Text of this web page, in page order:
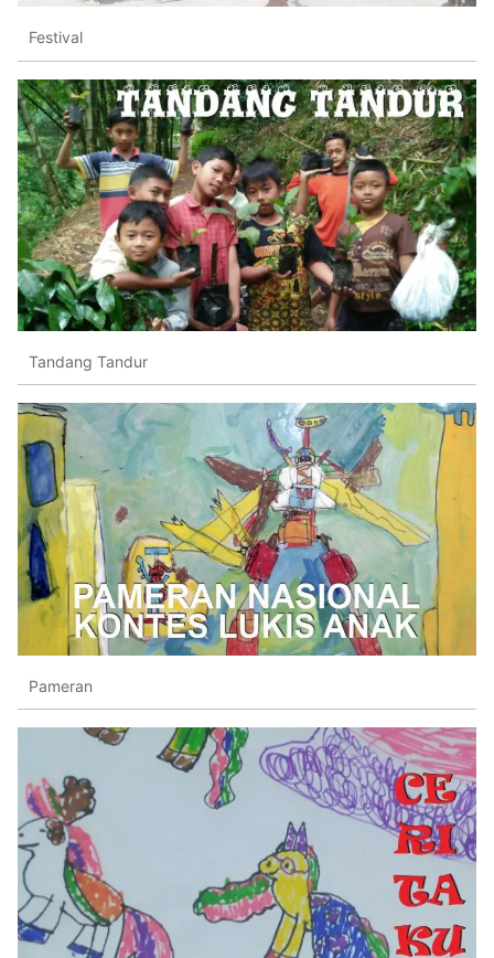
Festival
Tandang Tandur
Pameran